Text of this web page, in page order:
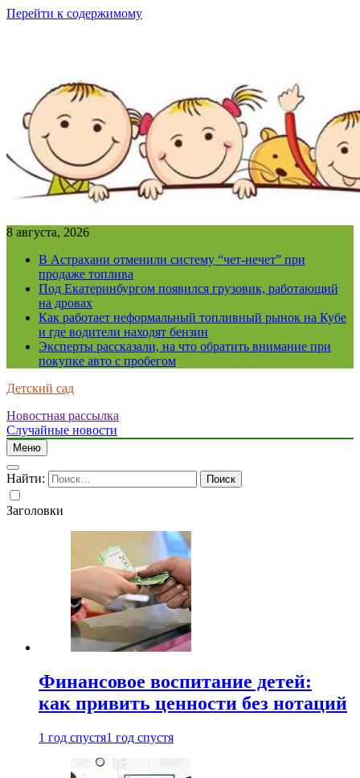
Перейти к содержимому
8 августа, 2026
В Астрахани отменили систему “чет-нечет” при
продаже топлива
Под Екатеринбургом появился грузовик, работающий
на дровах
Как работает неформальный топливный рынок на Кубе
и где водители находят бензин
Эксперты рассказали, на что обратить внимание при
покупке авто с пробегом
Детский сад
Новостная рассылка
Случайные новости
Меню
Найти:
Заголовки
Финансовое воспитание детей:
как привить ценности без нотаций
1 год спустя1 год спустя